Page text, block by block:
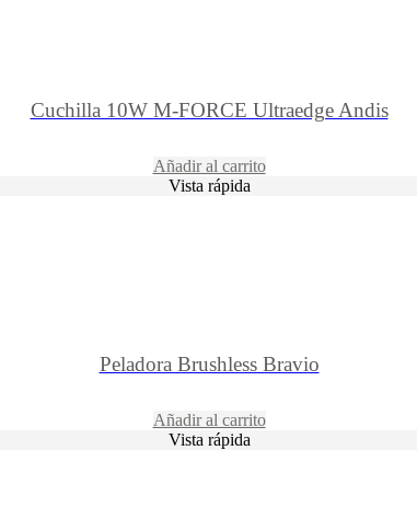
Cuchilla 10W M-FORCE Ultraedge Andis
Añadir al carrito
Vista rápida
Peladora Brushless Bravio
Añadir al carrito
Vista rápida